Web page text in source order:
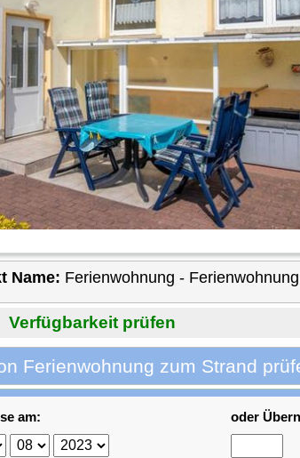
Name: Ferienwohnung -
Verfügbarkeit prüfen
Ferienwohnung zum Strand
am: oder